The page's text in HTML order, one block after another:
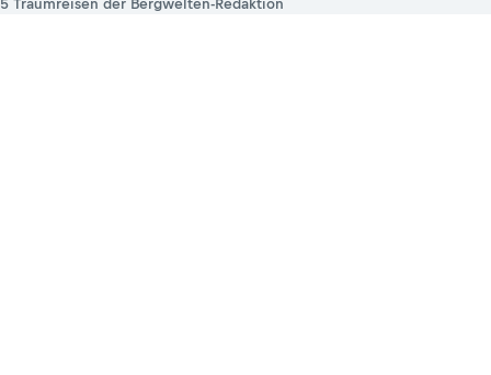
5 Traumreisen der Bergwelten-Redaktion